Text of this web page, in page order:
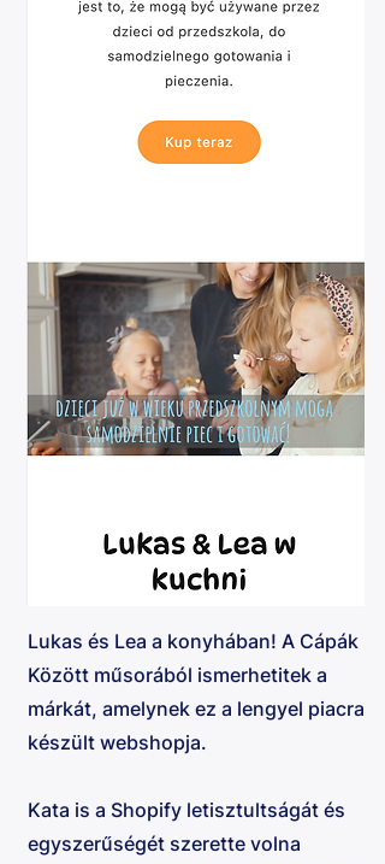
Lukas és Lea a konyhában! A Cápák
Között műsorából ismerhetitek a
márkát, amelynek ez a lengyel piacra
készült webshopja.
​Kata is a Shopify letisztultságát és
egyszerűségét szerette volna